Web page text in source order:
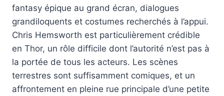
fantasy épique au grand écran, dialogues
grandiloquents et costumes recherchés à l’appui.
Chris Hemsworth est particulièrement crédible
en Thor, un rôle difficile dont l’autorité n’est pas à
la portée de tous les acteurs. Les scènes
terrestres sont suffisamment comiques, et un
affrontement en pleine rue principale d’une petite